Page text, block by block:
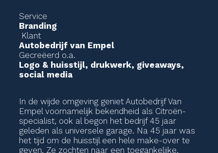
Service
Branding
Klant
Autobedrijf van Empel
Gecreëerd o.a.
Logo & huisstijl, drukwerk, giveaways,
social media
In de wijde omgeving geniet Autobedrijf Van
Empel voornamelijk bekendheid als Citroën-
specialist, ook al begon het bedrijf 45 jaar
geleden als universele garage. Na 45 jaar was
het tijd om de huisstijl een hele make-over te
geven. Ze zochten naar een toegankelijke,